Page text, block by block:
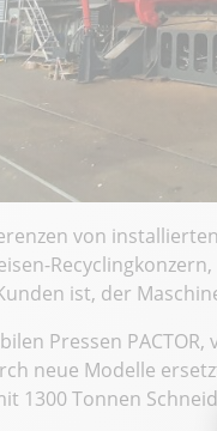
von
Recyclingkonzern,
ist, der
Pressen
neue Modelle
1300 Tonnen